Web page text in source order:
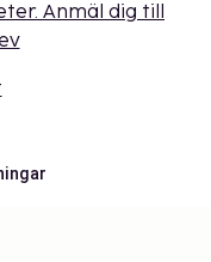
Anmäl dig till